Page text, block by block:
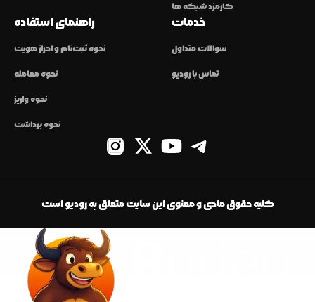
کارمزد شبکه ها
راهنمای استفاده
نحوه ثبت‌نام و احراز هویت
نحوه معامله
نحوه واریز
نحوه برداشت
خدمات
سوالات متداول
تماس با رودیو
کلیه حقوق مادی و معنوی این سایت متعلق به رودیو است